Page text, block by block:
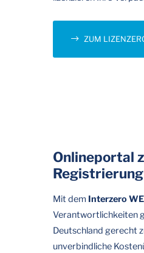
ZUM
Onlineportal
Registrierung
Mit dem Interzero
Verantwortlichkeiten
Deutschland gerecht
unverbindliche